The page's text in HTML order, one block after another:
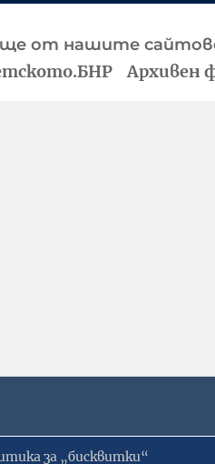
от нашите
Архивен
за „бисквитки“